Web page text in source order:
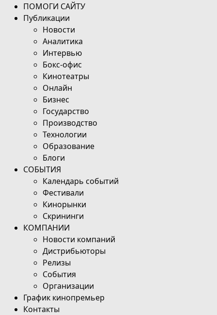
ПОМОГИ САЙТУ
Публикации
Новости
Аналитика
Интервью
Бокс-офис
Кинотеатры
Онлайн
Бизнес
Государство
Производство
Технологии
Образование
Блоги
СОБЫТИЯ
Календарь событий
Фестивали
Кинорынки
Скрининги
КОМПАНИИ
Новости компаний
Дистрибьюторы
Релизы
События
Организации
График кинопремьер
Контакты